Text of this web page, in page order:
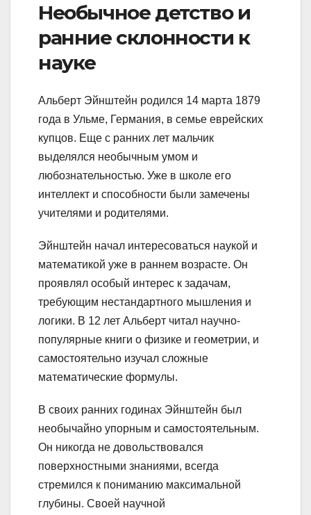
Необычное детство и
ранние склонности к
науке
Альберт Эйнштейн родился 14 марта 1879
года в Ульме, Германия, в семье еврейских
купцов. Еще с ранних лет мальчик
выделялся необычным умом и
любознательностью. Уже в школе его
интеллект и способности были замечены
учителями и родителями.
Эйнштейн начал интересоваться наукой и
математикой уже в раннем возрасте. Он
проявлял особый интерес к задачам,
требующим нестандартного мышления и
логики. В 12 лет Альберт читал научно-
популярные книги о физике и геометрии, и
самостоятельно изучал сложные
математические формулы.
В своих ранних годинах Эйнштейн был
необычайно упорным и самостоятельным.
Он никогда не довольствовался
поверхностными знаниями, всегда
стремился к пониманию максимальной
глубины. Своей научной